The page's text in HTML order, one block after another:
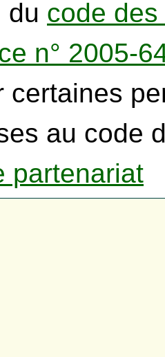
du code
n° 2005-
certaines
au code
partenariat